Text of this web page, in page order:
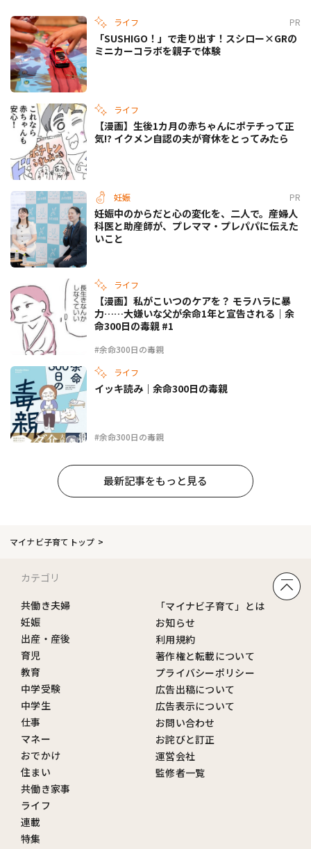
ライフ PR
「SUSHIGO！」で走り出す！スシロー×GRの
ミニカーコラボを親子で体験
ライフ
【漫画】生後1カ月の赤ちゃんにポテチって正
気!? イクメン自認の夫が育休をとってみたら
妊娠 PR
妊娠中のからだと心の変化を、二人で。産婦人
科医と助産師が、プレママ・プレパパに伝えた
いこと
ライフ
#余命300日の毒親
【漫画】私がこいつのケアを？ モラハラに暴
力……大嫌いな父が余命1年と宣告される｜余
命300日の毒親 #1
ライフ
#余命300日の毒親
イッキ読み｜余命300日の毒親
最新記事をもっと見る
マイナビ子育てトップ
カテゴリ
共働き夫婦
妊娠
出産・産後
育児
教育
中学受験
中学生
仕事
マネー
おでかけ
住まい
共働き家事
ライフ
連載
特集
「マイナビ子育て」とは
お知らせ
利用規約
著作権と転載について
プライバシーポリシー
広告出稿について
広告表示について
お問い合わせ
お詫びと訂正
運営会社
監修者一覧